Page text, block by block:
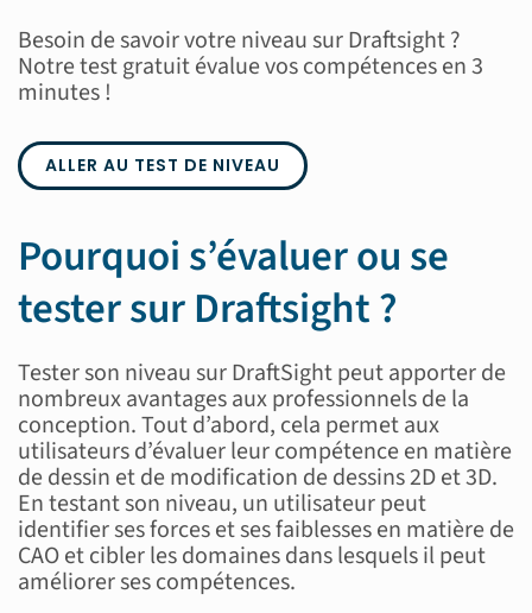
À propos
Besoin de savoir votre niveau sur Draftsight ?
Notre test gratuit évalue vos compétences en 3
minutes !
ALLER AU TEST DE NIVEAU
Pourquoi s’évaluer ou se
tester sur Draftsight ?
Tester son niveau sur DraftSight peut apporter de
nombreux avantages aux professionnels de la
conception. Tout d’abord, cela permet aux
utilisateurs d’évaluer leur compétence en matière
de dessin et de modification de dessins 2D et 3D.
En testant son niveau, un utilisateur peut
identifier ses forces et ses faiblesses en matière de
CAO et cibler les domaines dans lesquels il peut
améliorer ses compétences.